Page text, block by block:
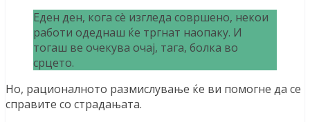
Еден ден, кога сè изгледа совршено, некои
работи одеднаш ќе тргнат наопаку. И
тогаш ве очекува очај, тага, болка во
срцето.
Но, рационалното размислување ќе ви помогне да се
справите со страдањата.